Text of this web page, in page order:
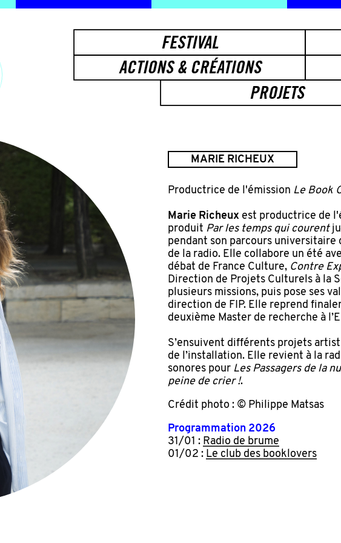
FESTIVAL
ACTIONS & CRÉATIONS
PROJETS
MARIE RICHEUX
Productrice de l'émission Le Book
Marie Richeuxest productrice de
produit Par les temps qui courent
pendant son parcours universitaire
de la radio. Elle collabore un été
débat de France Culture, Contre
Direction de Projets Culturels à la
plusieurs missions, puis pose ses
direction de FIP. Elle reprend
deuxième Master de recherche à
S’ensuivent différents projets
de l’installation. Elle revient à la
sonores pour Les Passagers de la
peine de crier !.
Crédit photo : © Philippe Matsas
Programmation 2026
31/01 : Radio de brume
01/02 : Le club des booklovers